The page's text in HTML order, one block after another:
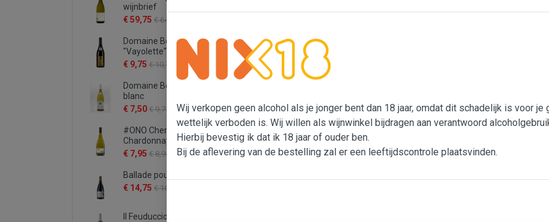
wijnbrief
€ 59,75 € 64,75
Domaine Bergeron
"Vayolette"
€ 9,75 € 10,75
Domaine Bergeron -
blanc
€ 7,50 € 9,75
#ONO Chenin -
Chardonnay
€ 7,95 € 8,95
Ballade pour Mistral
€ 14,75 € 16,95
Il Feuduccio rosato
Wij verkopen geen alcohol als je jonger bent dan 18 jaar, omdat dit schadelijk is voor je
wettelijk verboden is. Wij willen als wijnwinkel bijdragen aan verantwoord
Hierbij bevestig ik dat ik 18 jaar of ouder ben.
Bij de aflevering van de bestelling zal er een leeftijdscontrole plaatsvinden.